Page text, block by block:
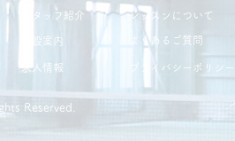
求人情報
スタッフ紹介 レッスンについて
よくあるご質問
Reserved.
プライバシーポリシー
施設案内